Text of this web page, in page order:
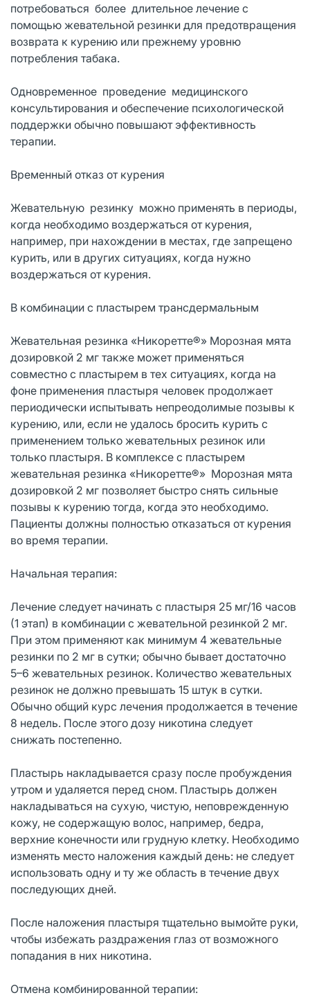
потребоваться более длительное лечение с
помощью жевательной резинки для предотвращения
возврата к курению или прежнему уровню
потребления табака.
Одновременное проведение медицинского
консультирования и обеспечение психологической
поддержки обычно повышают эффективность
терапии.
Временный отказ от курения
Жевательную резинку можно применять в периоды,
когда необходимо воздержаться от курения,
например, при нахождении в местах, где запрещено
курить, или в других ситуациях, когда нужно
воздержаться от курения.
В комбинации с пластырем трансдермальным
Жевательная резинка «Никоретте®» Морозная мята
дозировкой 2 мг также может применяться
совместно с пластырем в тех ситуациях, когда на
фоне применения пластыря человек продолжает
периодически испытывать непреодолимые позывы к
курению, или, если не удалось бросить курить с
применением только жевательных резинок или
только пластыря. В комплексе с пластырем
жевательная резинка «Никоретте®» Морозная мята
дозировкой 2 мг позволяет быстро снять сильные
позывы к курению тогда, когда это необходимо.
Пациенты должны полностью отказаться от курения
во время терапии.
Начальная терапия:
Лечение следует начинать с пластыря 25 мг/16 часов
(1 этап) в комбинации с жевательной резинкой 2 мг.
При этом применяют как минимум 4 жевательные
резинки по 2 мг в сутки; обычно бывает достаточно
5–6 жевательных резинок. Количество жевательных
резинок не должно превышать 15 штук в сутки.
Обычно общий курс лечения продолжается в течение
8 недель. После этого дозу никотина следует
снижать постепенно.
Пластырь накладывается сразу после пробуждения
утром и удаляется перед сном. Пластырь должен
накладываться на сухую, чистую, неповрежденную
кожу, не содержащую волос, например, бедра,
верхние конечности или грудную клетку. Необходимо
изменять место наложения каждый день: не следует
использовать одну и ту же область в течение двух
последующих дней.
После наложения пластыря тщательно вымойте руки,
чтобы избежать раздражения глаз от возможного
попадания в них никотина.
Отмена комбинированной терапии: